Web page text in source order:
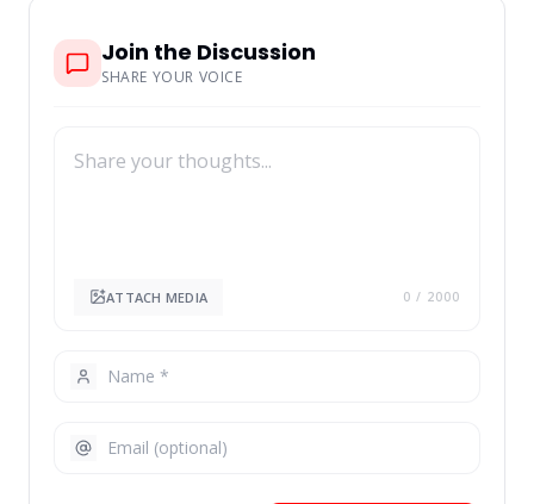
Join the Discussion
SHARE YOUR VOICE
ATTACH MEDIA 0 / 2000